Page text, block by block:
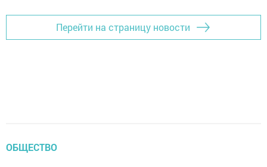
Перейти на страницу новости
ОБЩЕСТВО